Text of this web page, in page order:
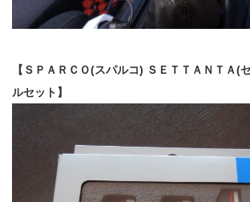
【ＳＰＡＲＣＯ(スパルコ) ＳＥＴＴＡＮＴ
ルセット】